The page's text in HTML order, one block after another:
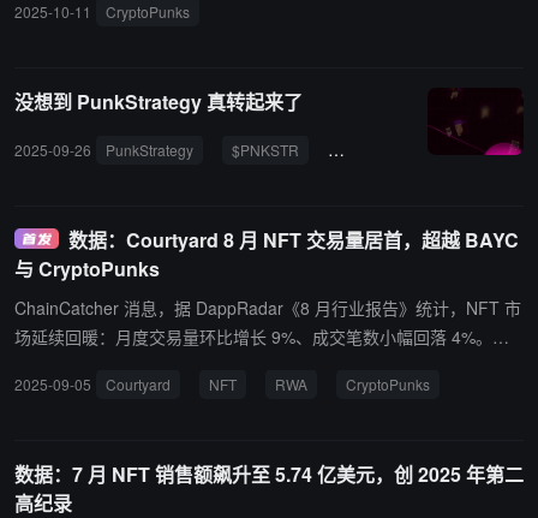
2025-10-11 CryptoPunks
没想到 PunkStrategy 真转起来了
2025-09-26 PunkStrategy $PNKSTR CryptoPunks
数据：Courtyard 8 月 NFT 交易量居首，超越 BAYC
与 CryptoPunks
ChainCatcher 消息，据 DappRadar《8 月行业报告》统计，NFT 市
场延续回暖：月度交易量环比增长 9%、成交笔数小幅回落 4%。其
月系列交易量榜，超过以太坊蓝筹 BAYC 与 CryptoPunks。 DappR
下半年 NFT 领域的重要主线。
2025-09-05 Courtyard NFT RWA CryptoPunks
数据：7 月 NFT 销售额飙升至 5.74 亿美元，创 2025 年第二
高纪录